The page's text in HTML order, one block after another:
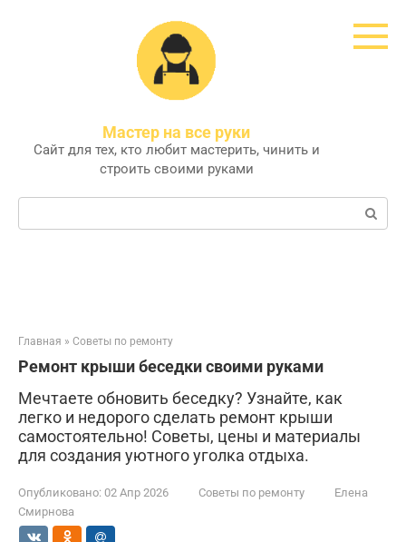
Мастер на все руки
Сайт для тех, кто любит мастерить, чинить и
строить своими руками
Поиск:
Главная » Советы по ремонту
Ремонт крыши беседки своими руками
Мечтаете обновить беседку? Узнайте, как
легко и недорого сделать ремонт крыши
самостоятельно! Советы, цены и материалы
для создания уютного уголка отдыха.
Опубликовано: 02 Апр 2026 Советы по ремонту
Елена
Смирнова